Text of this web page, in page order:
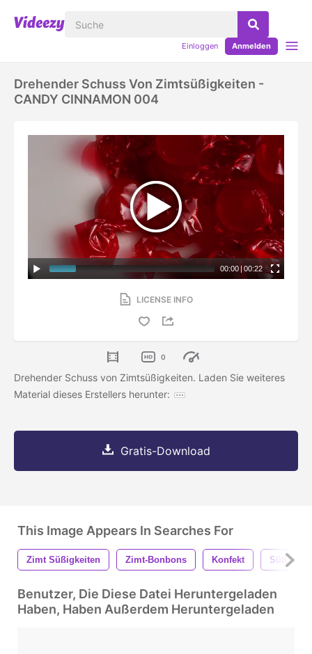
Einloggen Anmelden
Drehender Schuss Von Zimtsüßigkeiten -
CANDY CINNAMON 004
00:00 | 00:22
LICENSE INFO
0
Drehender Schuss von Zimtsüßigkeiten. Laden Sie weiteres
Material dieses Erstellers herunter:
Gratis-Download
This Image Appears In Searches For
Zimt Süßigkeiten Zimt-Bonbons Konfekt Süß
Benutzer, Die Diese Datei Heruntergeladen
Haben, Haben Außerdem Heruntergeladen